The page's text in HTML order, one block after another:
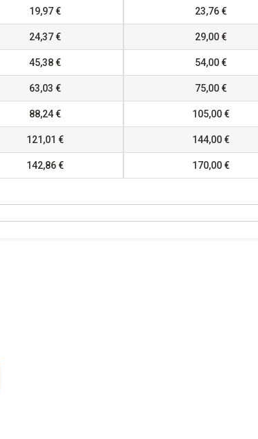
19,97 € 23,76 €
24,37 € 29,00 €
45,38 € 54,00 €
63,03 € 75,00 €
88,24 € 105,00 €
121,01 € 144,00 €
142,86 € 170,00 €